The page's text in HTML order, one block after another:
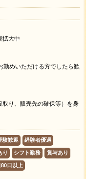
拡大中
めいただける方でしたら歓
り、販売先の確保等）を身
験歓迎 経験者優遇
り シフト勤務 賞与あり
日以上